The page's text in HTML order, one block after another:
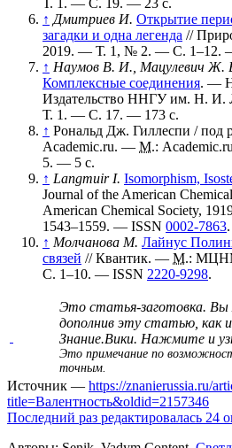
↑ Дмитриев И. Открытие
загадки и одна легенда //
2019. — Т. 1 , № 2. — С. 1–12.
↑ Наумов В. И., Мацулевич Ж.
Комплексные соединения. —
Издательство ННГУ им. Н. И.
Т. 1. — С. 17. — 173 с.
↑ Рональд Дж. Гиллеспи / под
Academic.ru. — М.:
5. — 5 с.
↑ Langmuir I. Isomorphism,
Journal of the American
American Chemical Society,
1543–1559. — ISSN 0002-7863.
↑ Молчанова М. Лайнус
связей // Квантик. — М.:
С. 1–10. — ISSN 2220-9298.
Это статья-заготовка.
дополнив эту статью, как
Знание.Вики. Нажмите и
Это примечание по
точным
Источник — https://znanierussia.ru/
title=Валентность&oldid=2157346
Последний раз редактировалась 24